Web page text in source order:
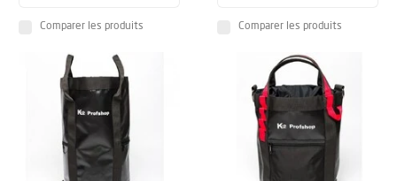
Comparer les produits Comparer les produits